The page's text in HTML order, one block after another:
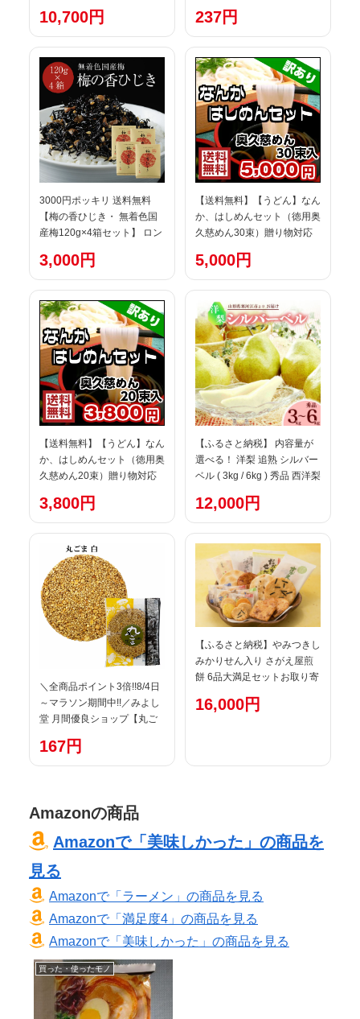
歳暮 肉 ギフト 国産 父の日
誕生日 御贈答 プレゼント 内
松阪牛 神戸牛）である最高
級の米沢牛 BBQ バーベキュ
ー ギフト
10,700円 237円
3000円ポッキリ 送料無料
【梅の香ひじき・ 無着色国
産梅120g×4箱セット】 ロン
らもらったら美味しかったの
で、自分も友人に贈りたい」
ん。藻活・腸活でも注目のひ
じきです。
3,000円
【送料無料】【うどん】なん
か、はしめんセット（徳用奥
久慈めん30束）贈り物対応
650円掛かります）【楽ギフ
_包装】【楽ギフ_のし】
フ_メッセ入力】【送料込
み】
5,000円
【送料無料】【うどん】なん
か、はしめんセット（徳用奥
久慈めん20束）贈り物対応
650円掛かります）【楽ギフ
_包装】【楽ギフ_のし】
フ_メッセ入力】
3,800円
【ふるさと納税】 内容量が
選べる！ 洋梨 追熟 シルバー
ベル ( 3kg / 6kg ) 秀品 西洋梨
1月頃発送予定】 L-4L サイ
ズおまかせ 先行予約 2026年
ーツ 洋ナシ 洋なし デザート
お取り寄せ 山形県産 東北 山
形県 寒河江市
12,000円
＼全商品ポイント3倍!!8/4日
～マラソン期間中!!／みよし
堂 月間優良ショップ【丸ご
167円
【ふるさと納税】やみつきし
みかりせん入り さがえ屋煎
餅 6品大満足セットお取り寄
産 まとめ買い おやつ 菓子 米
16,000円
Amazonの商品
Amazonで「美味しかった」の商品を
見る
Amazonで「ラーメン」の商品を見る
Amazonで「満足度4」の商品を見る
Amazonで「美味しかった」の商品を見る
買った・使ったモノ